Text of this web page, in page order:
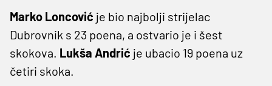
Marko Loncović je bio najbolji strijelac
Dubrovnik s 23 poena, a ostvario je i šest
skokova. Lukša Andrić je ubacio 19 poena uz
četiri skoka.